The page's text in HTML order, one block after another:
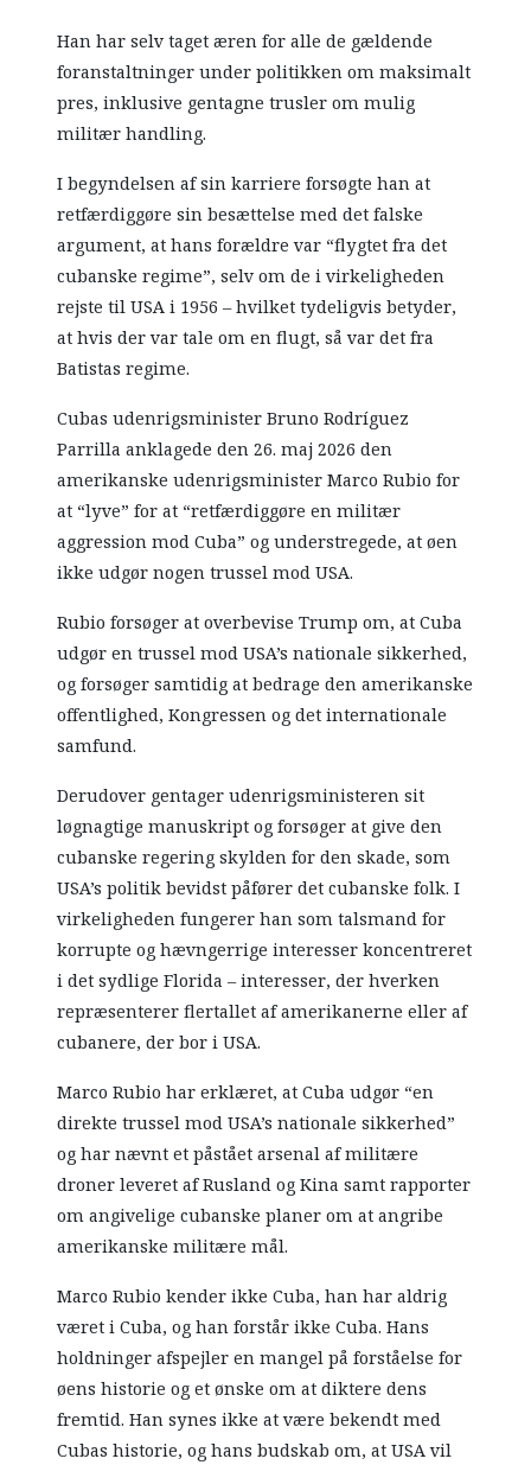
Han har selv taget æren for alle de gældende
foranstaltninger under politikken om maksimalt
pres, inklusive gentagne trusler om mulig
militær handling.
I begyndelsen af sin karriere forsøgte han at
retfærdiggøre sin besættelse med det falske
argument, at hans forældre var “flygtet fra det
cubanske regime”, selv om de i virkeligheden
rejste til USA i 1956 – hvilket tydeligvis betyder,
at hvis der var tale om en flugt, så var det fra
Batistas regime.
Cubas udenrigsminister Bruno Rodríguez
Parrilla anklagede den 26. maj 2026 den
amerikanske udenrigsminister Marco Rubio for
at “lyve” for at “retfærdiggøre en militær
aggression mod Cuba” og understregede, at øen
ikke udgør nogen trussel mod USA.
Rubio forsøger at overbevise Trump om, at Cuba
udgør en trussel mod USA’s nationale sikkerhed,
og forsøger samtidig at bedrage den amerikanske
offentlighed, Kongressen og det internationale
samfund.
Derudover gentager udenrigsministeren sit
løgnagtige manuskript og forsøger at give den
cubanske regering skylden for den skade, som
USA’s politik bevidst påfører det cubanske folk. I
virkeligheden fungerer han som talsmand for
korrupte og hævngerrige interesser koncentreret
i det sydlige Florida – interesser, der hverken
repræsenterer flertallet af amerikanerne eller af
cubanere, der bor i USA.
Marco Rubio har erklæret, at Cuba udgør “en
direkte trussel mod USA’s nationale sikkerhed”
og har nævnt et påstået arsenal af militære
droner leveret af Rusland og Kina samt rapporter
om angivelige cubanske planer om at angribe
amerikanske militære mål.
Marco Rubio kender ikke Cuba, han har aldrig
været i Cuba, og han forstår ikke Cuba. Hans
holdninger afspejler en mangel på forståelse for
øens historie og et ønske om at diktere dens
fremtid. Han synes ikke at være bekendt med
Cubas historie, og hans budskab om, at USA vil